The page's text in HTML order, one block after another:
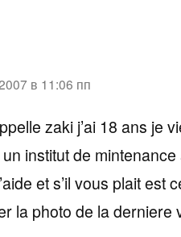
в 11:06 пп
zaki j’ai 18 ans je
institut de
et s’il vous plait est
la photo de la